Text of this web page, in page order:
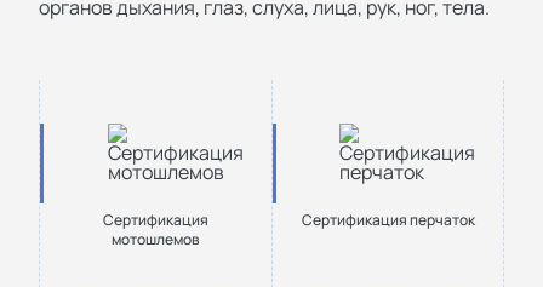
органов дыхания, глаз, слуха, лица, рук, ног, тела.
Сертификация
мотошлемов
Сертификация перчаток